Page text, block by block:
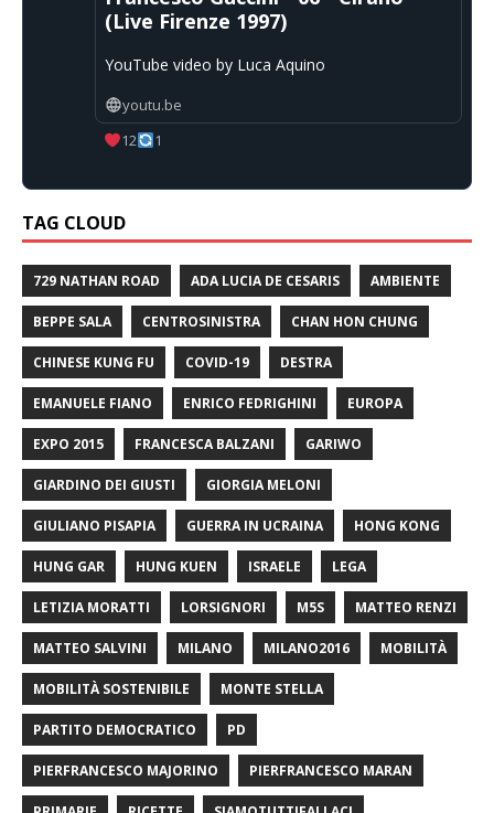
(Live Firenze 1997)
YouTube video by Luca Aquino
youtu.be
12
1
TAG CLOUD
729 NATHAN ROAD ADA LUCIA DE CESARIS AMBIENTE
BEPPE SALA CENTROSINISTRA CHAN HON CHUNG
CHINESE KUNG FU COVID-19 DESTRA
EMANUELE FIANO ENRICO FEDRIGHINI EUROPA
EXPO 2015 FRANCESCA BALZANI GARIWO
GIARDINO DEI GIUSTI GIORGIA MELONI
GIULIANO PISAPIA GUERRA IN UCRAINA HONG KONG
HUNG GAR HUNG KUEN ISRAELE LEGA
LETIZIA MORATTI LORSIGNORI M5S MATTEO RENZI
MATTEO SALVINI MILANO MILANO2016 MOBILITÀ
MOBILITÀ SOSTENIBILE MONTE STELLA
PARTITO DEMOCRATICO PD
PIERFRANCESCO MAJORINO PIERFRANCESCO MARAN